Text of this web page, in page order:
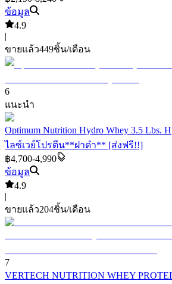
ข้อมูล
4.9
|
ขายแล้ว449ชิ้น/เดือน
6
แนะนำ
Optimum Nutrition Hydro Whey 3.5 Lbs.
ไลซ์เวย์โปรตีน**ฝาดำ** [ส่งฟรี!!]
฿4,700-4,990
ข้อมูล
4.9
|
ขายแล้ว204ชิ้น/เดือน
7
VERTECH NUTRITION WHEY